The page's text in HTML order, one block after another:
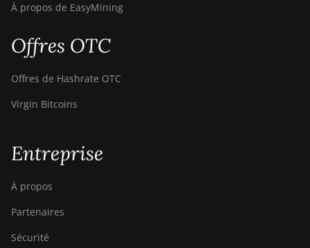
À propos de EasyMining
Offres OTC
Offres de Hashrate OTC
Virgin Bitcoins
Entreprise
À propos
Partenaires
Sécurité